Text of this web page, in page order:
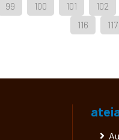
99 100 101 102
116
117